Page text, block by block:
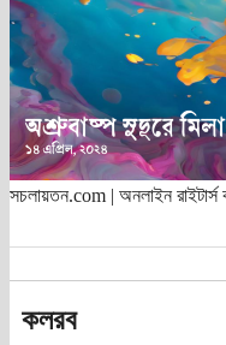
সচলায়তন.com | অনলাইন
কলরব